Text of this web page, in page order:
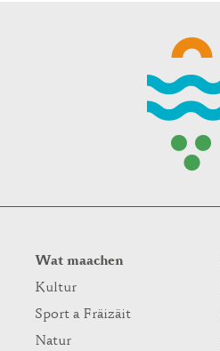
Wat maachen
Kultur
Sport a Fräizäit
Natur